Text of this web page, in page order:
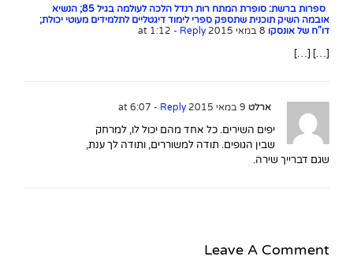
ספרות ברשת: סופרת המתח רות רנדל הלכה לעולמה בגיל 85; הנשיא
אובמה השיק תוכנית שתספק ספרי לימוד דיגטליים לתלמידים מעוטי יכולת;
דו"ח של אונסקו
- Reply
[…] […]
ארלט - Reply
יפים השירים. כל אחד מהם יכול לו, למרחק
שבין הגופים. תודה למשוררים, ותודה לך ענת,
שגם דברייך שירה.
Leave A Comment